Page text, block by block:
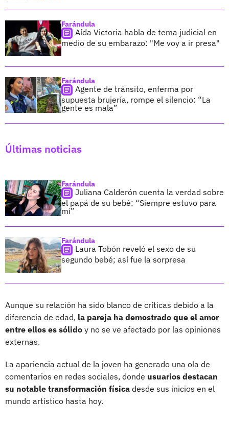
Farándula
Aída Victoria habla de tema judicial en
medio de su embarazo: "Me voy a ir presa"
Farándula
Agente de tránsito, enferma por
supuesta brujería, rompe el silencio: “La
gente es mala”
Últimas noticias
Farándula
Juliana Calderón cuenta la verdad sobre
el papá de su bebé: “Siempre estuvo para
mí”
Farándula
Laura Tobón reveló el sexo de su
segundo bebé; así fue la sorpresa
Aunque su relación ha sido blanco de críticas debido a la
diferencia de edad, la pareja ha demostrado que el amor
entre ellos es sólido y no se ve afectado por las opiniones
externas.
La apariencia actual de la joven ha generado una ola de
comentarios en redes sociales, donde usuarios destacan
su notable transformación física desde sus inicios en el
mundo artístico hasta hoy.